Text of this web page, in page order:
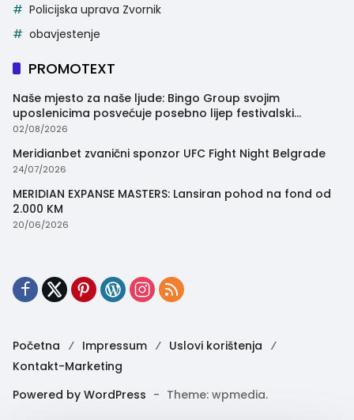
Policijska uprava Zvornik
obavjestenje
PROMOTEXT
Naše mjesto za naše ljude: Bingo Group svojim
uposlenicima posvećuje posebno lijep festivalski
trenutak
02/08/2026
Meridianbet zvanični sponzor UFC Fight Night Belgrade
24/07/2026
MERIDIAN EXPANSE MASTERS: Lansiran pohod na fond od
2.000 KM
20/06/2026
Početna Impressum
Uslovi korištenja
Kontakt-Marketing
Powered by WordPress - Theme: wpmedia.